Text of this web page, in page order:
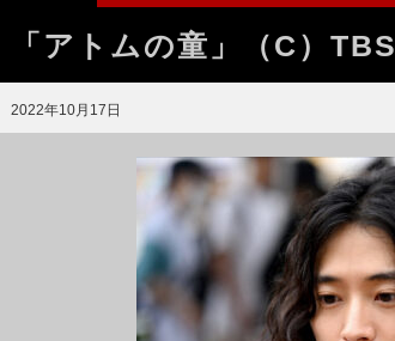
「アトムの童」（C）TBS
2022年10月17日